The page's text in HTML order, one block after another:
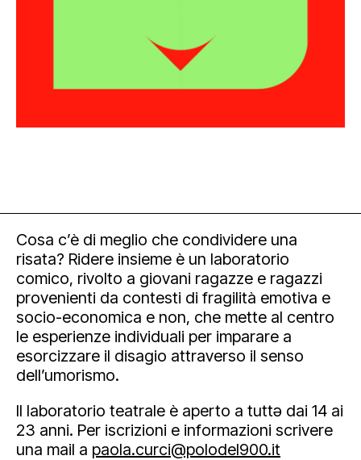
Cosa c’è di meglio che condividere una
risata? Ridere insieme è un laboratorio
comico, rivolto a giovani ragazze e ragazzi
provenienti da contesti di fragilità emotiva e
socio-economica e non, che mette al centro
le esperienze individuali per imparare a
esorcizzare il disagio attraverso il senso
dell’umorismo.
Il laboratorio teatrale è aperto a tuttə dai 14 ai
23 anni. Per iscrizioni e informazioni scrivere
una mail a paola.curci@polodel900.it